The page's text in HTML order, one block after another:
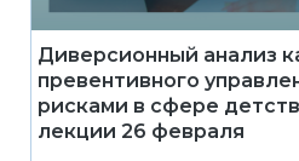
Диверсионный анализ
превентивного
рисками в сфере
лекции 26 февраля